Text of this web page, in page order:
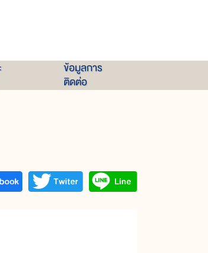
ข้อมูลการ
ติดต่อ